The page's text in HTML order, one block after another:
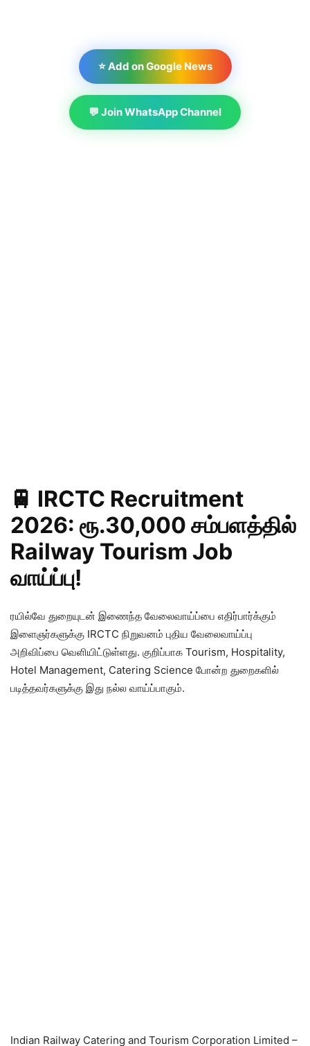
⭐ Add on Google News
💬 Join WhatsApp Channel
🚆 IRCTC Recruitment
2026: ரூ.30,000 சம்பளத்தில்
Railway Tourism Job
வாய்ப்பு!
ரயில்வே துறையுடன் இணைந்த வேலைவாய்ப்பை எதிர்பார்க்கும்
இளைஞர்களுக்கு IRCTC நிறுவனம் புதிய வேலைவாய்ப்பு
அறிவிப்பை வெளியிட்டுள்ளது. குறிப்பாக Tourism, Hospitality,
Hotel Management, Catering Science போன்ற துறைகளில்
படித்தவர்களுக்கு இது நல்ல வாய்ப்பாகும்.
Indian Railway Catering and Tourism Corporation Limited –